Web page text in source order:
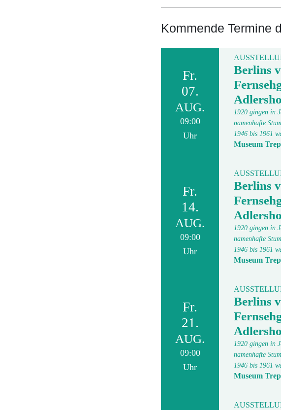
Kommende Termine
Fr.
07.
AUG.
09:00
Uhr
Berlins
1920 gingen in
namenhafte
1946 bis 1961
Museum
Fr.
14.
AUG.
09:00
Uhr
Berlins
1920 gingen in
namenhafte
1946 bis 1961
Museum
Fr.
21.
AUG.
09:00
Uhr
Berlins
1920 gingen in
namenhafte
1946 bis 1961
Museum